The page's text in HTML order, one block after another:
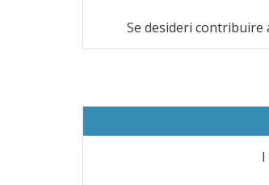
Se desideri